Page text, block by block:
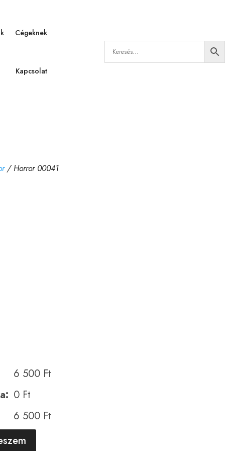
Cégeknek
Kapcsolat
/ Horror 00041
6 500 Ft
0 Ft
6 500 Ft
A